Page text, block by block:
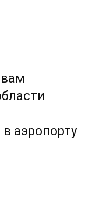
аэропорту